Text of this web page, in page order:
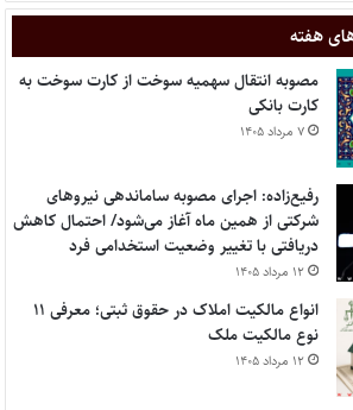
هفته
مصوبه انتقال سهمیه سوخت از کارت سوخت به
کارت بانکی
۷ مرداد ۱۴۰۵
رفیع‌زاده: اجرای مصوبه ساماندهی نیروهای
شرکتی از همین ماه آغاز می‌شود/ احتمال کاهش
دریافتی با تغییر وضعیت استخدامی فرد
۱۲ مرداد ۱۴۰۵
انواع مالکیت املاک در حقوق ثبتی؛ معرفی ۱۱
نوع مالکیت ملک
۱۲ مرداد ۱۴۰۵